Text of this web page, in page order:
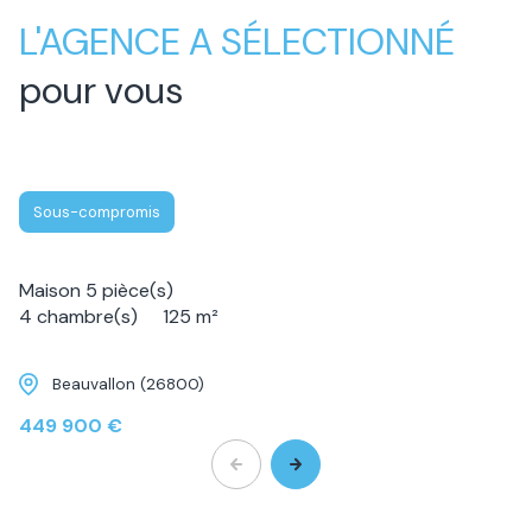
L'AGENCE A SÉLECTIONNÉ
pour vous
Sous-compromis
Maison 5 pièce(s)
4 chambre(s)
125 m²
Beauvallon (26800)
449 900 €